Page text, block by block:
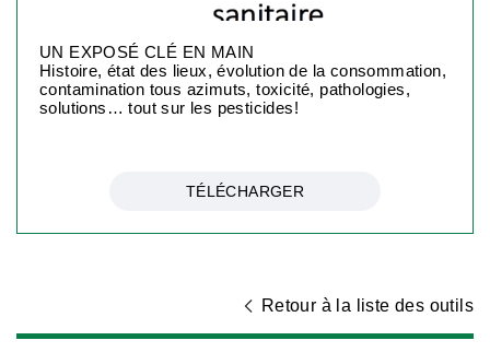
UN EXPOSÉ CLÉ EN MAIN
Histoire, état des lieux, évolution de la consommation,
contamination tous azimuts, toxicité, pathologies,
solutions… tout sur les pesticides!
TÉLÉCHARGER
Retour à la liste des outils